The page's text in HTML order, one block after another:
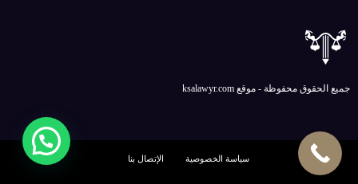
جميع الحقوق محفوظة - موقع ksalawyr.com
سياسة الخصوصية الإتصال بنا